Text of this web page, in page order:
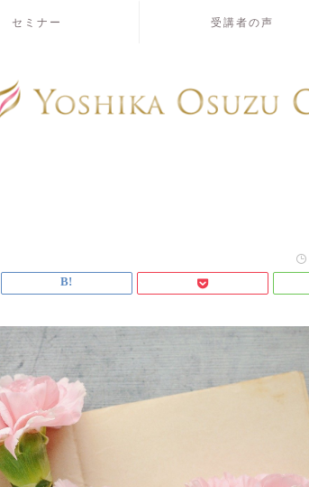
セミナー 受講者の声